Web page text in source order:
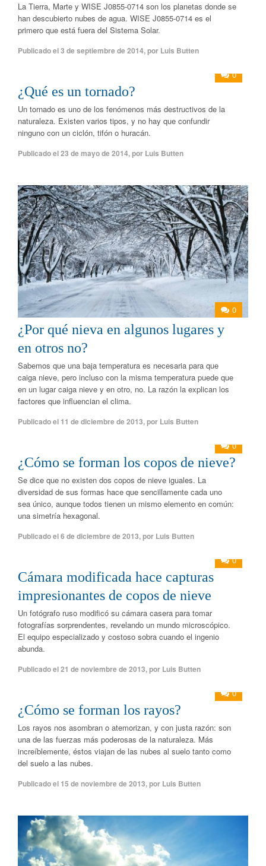
La Tierra, Marte y WISE J0855-0714 son los planetas donde se
han descubierto nubes de agua. WISE J0855-0714 es el
primero que está fuera del Sistema Solar.
Publicado el3 de septiembre de 2014,por Luis Butten
0
¿Qué es un tornado?
Un tornado es uno de los fenómenos más destructivos de la
naturaleza. Existen varios tipos, y no hay que confundir
ninguno con un ciclón, tifón o huracán.
Publicado el23 de mayo de 2014,por Luis Butten
0
¿Por qué nieva en algunos lugares y
en otros no?
Sabemos que una baja temperatura es necesaria para que
caiga nieve, pero incluso con la misma temperatura puede que
en un lugar caiga nieve y en otro, no. La razón la explican los
factores que influencian el clima.
Publicado el 11 de diciembre de 2013,por Luis Butten
0
¿Cómo se forman los copos de nieve?
Se dice que no existen dos copos de nieve iguales. La
diversidad de sus formas hace que sencillamente cada uno
sea único, aunque todos tienen un mismo elemento en común:
una simetría hexagonal.
Publicado el6 de diciembre de 2013,por Luis Butten
0
Cámara modificada hace capturas
impresionantes de copos de nieve
Un fotógrafo ruso modificó su cámara casera para tomar
fotografías sorprendentes, revelando un mundo microscópico.
El equipo especializado y costoso sobra cuando el ingenio
abunda.
Publicado el21 de noviembre de 2013,por Luis Butten
0
¿Cómo se forman los rayos?
Los rayos nos asombran o atemorizan, y con justa razón: son
una de las fuerzas más poderosas de la naturaleza. Más
increíblemente, éstos viajan de las nubes al suelo tanto como
del suelo a las nubes.
Publicado el 15 de noviembre de 2013,por Luis Butten